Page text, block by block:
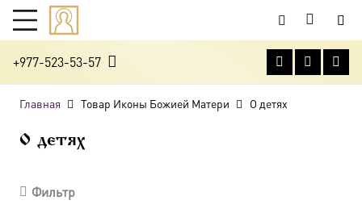
+977-523-53-57
Главная Товар Иконы Божией Матери О детях
О детях
Фильтр